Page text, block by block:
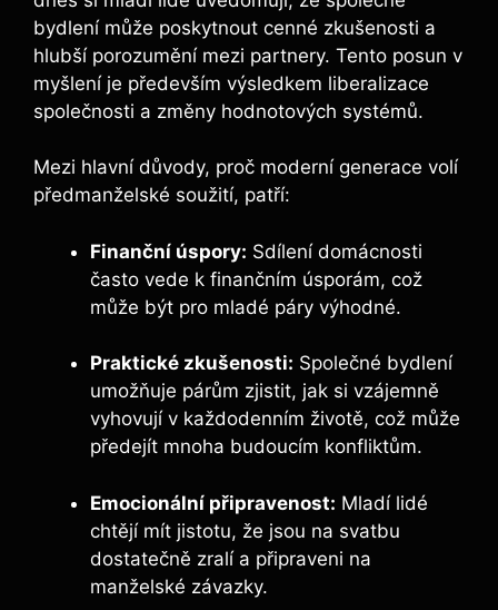
bydlení může poskytnout cenné zkušenosti a
hlubší porozumění mezi partnery. Tento posun v
myšlení je především výsledkem liberalizace
společnosti a změny hodnotových systémů.
Mezi hlavní důvody, proč moderní generace volí
předmanželské soužití, patří:
Finanční úspory: Sdílení domácnosti
často vede k finančním úsporám, což
může být pro mladé páry výhodné.
Praktické zkušenosti: Společné bydlení
umožňuje párům zjistit, jak si vzájemně
vyhovují v každodenním životě, což může
předejít mnoha budoucím konfliktům.
Emocionální připravenost: Mladí lidé
chtějí mít jistotu, že jsou na svatbu
dostatečně zralí a připraveni na
manželské závazky.